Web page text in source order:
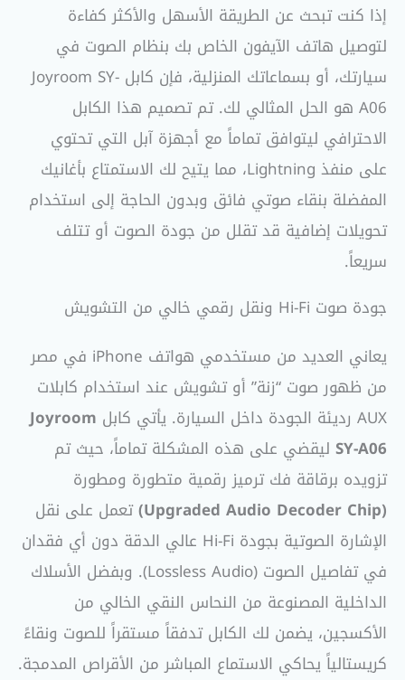
إذا كنت تبحث عن الطريقة الأسهل والأكثر كفاءة
لتوصيل هاتف الآيفون الخاص بك بنظام الصوت في
سيارتك، أو بسماعاتك المنزلية، فإن كابل Joyroom SY-
A06 هو الحل المثالي لك. تم تصميم هذا الكابل
الاحترافي ليتوافق تماماً مع أجهزة آبل التي تحتوي
على منفذ Lightning، مما يتيح لك الاستمتاع بأغانيك
المفضلة بنقاء صوتي فائق وبدون الحاجة إلى استخدام
تحويلات إضافية قد تقلل من جودة الصوت أو تتلف
سريعاً.
جودة صوت Hi-Fi ونقل رقمي خالي من التشويش
يعاني العديد من مستخدمي هواتف iPhone في مصر
من ظهور صوت “زنة” أو تشويش عند استخدام كابلات
AUX رديئة الجودة داخل السيارة. يأتي كابل
Joyroom
SY-A06 ليقضي على هذه المشكلة تماماً، حيث تم
تزويده برقاقة فك ترميز رقمية متطورة ومطورة
(Upgraded Audio Decoder Chip)
تعمل على نقل
الإشارة الصوتية بجودة Hi-Fi عالي الدقة دون أي فقدان
في تفاصيل الصوت (Lossless Audio). وبفضل الأسلاك
الداخلية المصنوعة من النحاس النقي الخالي من
الأكسجين، يضمن لك الكابل تدفقاً مستقراً للصوت ونقاءً
كريستالياً يحاكي الاستماع المباشر من الأقراص المدمجة.